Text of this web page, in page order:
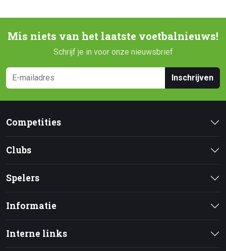
Mis niets van het laatste voetbalnieuws!
Schrijf je in voor onze nieuwsbrief
Inschrijven
Competities
Clubs
Spelers
Informatie
Interne links